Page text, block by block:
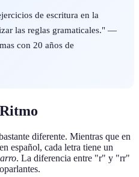
de escritura en la
las reglas gramaticales." —
con 20 años de
diferente. Mientras que en
español, cada letra tiene un
. La diferencia entre "r" y "rr"